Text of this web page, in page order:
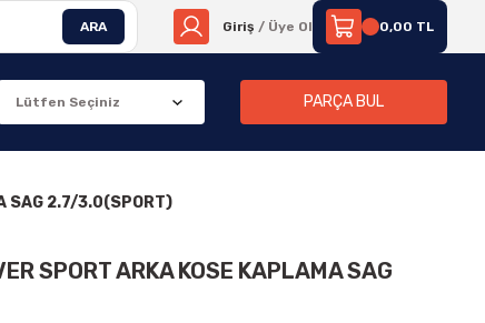
ARA Giriş / Üye Ol 0,00 TL
PARÇA BUL
SAG 2.7/3.0(SPORT)
SPORT ARKA KOSE KAPLAMA SAG